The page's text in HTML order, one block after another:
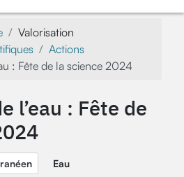
Valorisation
Actions
: Fête de la science 2024
l’eau : Fête de
Eau